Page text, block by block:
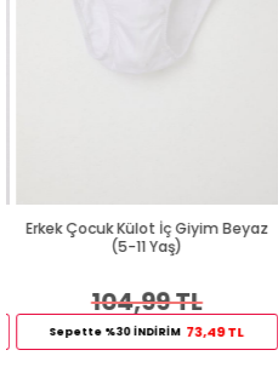
Erkek Çocuk Külot İç Giyim Beyaz
(5-11 Yaş)
104,99 TL
Sepette %30 İNDİRİM 73,49 TL